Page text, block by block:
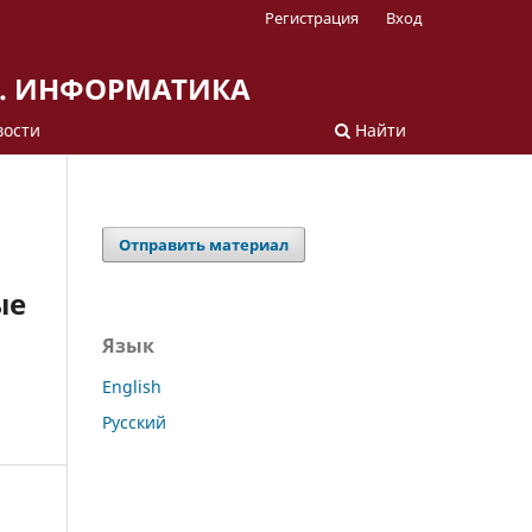
ИНФОРМАТИКА
Найти
Регистрация Вход
Отправить материал
Язык
English
Русский